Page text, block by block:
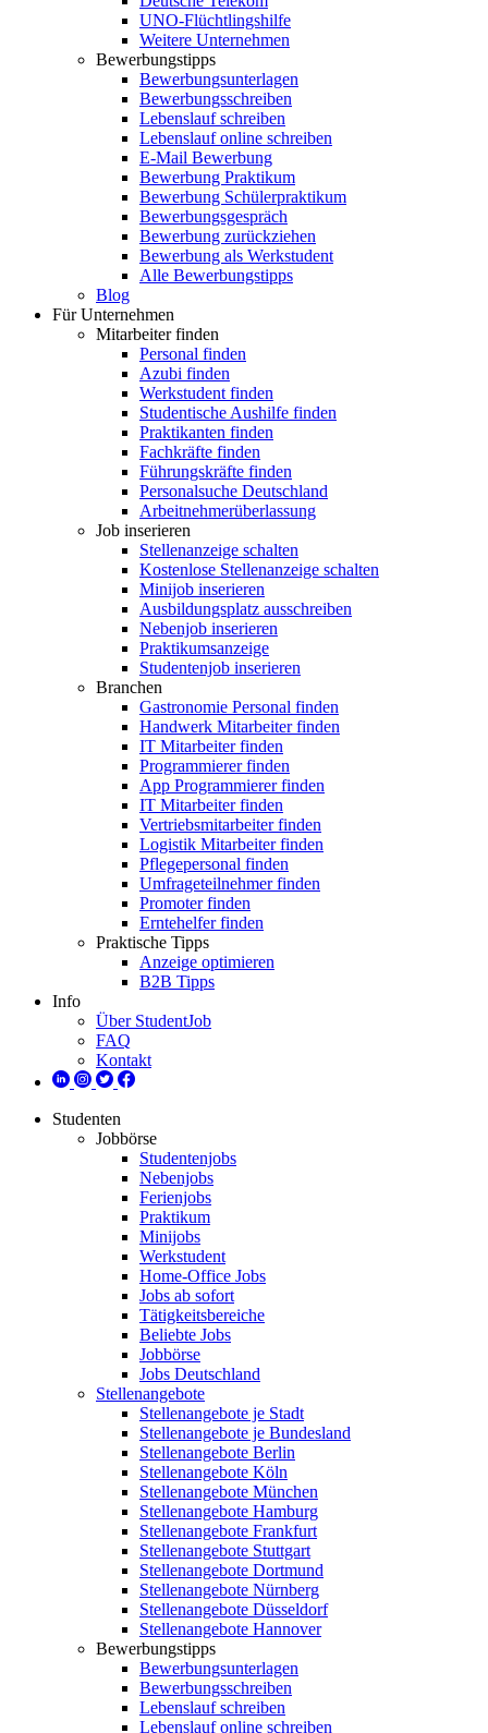
UNO-Flüchtlingshilfe
Weitere Unternehmen
Bewerbungstipps
Bewerbungsunterlagen
Bewerbungsschreiben
Lebenslauf schreiben
Lebenslauf online schreiben
E-Mail Bewerbung
Bewerbung Praktikum
Bewerbung Schülerpraktikum
Bewerbungsgespräch
Bewerbung zurückziehen
Bewerbung als Werkstudent
Alle Bewerbungstipps
Blog
Für Unternehmen
Mitarbeiter finden
Personal finden
Azubi finden
Werkstudent finden
Studentische Aushilfe finden
Praktikanten finden
Fachkräfte finden
Führungskräfte finden
Personalsuche Deutschland
Arbeitnehmerüberlassung
Job inserieren
Stellenanzeige schalten
Kostenlose Stellenanzeige schalten
Minijob inserieren
Ausbildungsplatz ausschreiben
Nebenjob inserieren
Praktikumsanzeige
Studentenjob inserieren
Branchen
Gastronomie Personal finden
Handwerk Mitarbeiter finden
IT Mitarbeiter finden
Programmierer finden
App Programmierer finden
IT Mitarbeiter finden
Vertriebsmitarbeiter finden
Logistik Mitarbeiter finden
Pflegepersonal finden
Umfrageteilnehmer finden
Promoter finden
Erntehelfer finden
Praktische Tipps
Anzeige optimieren
B2B Tipps
Info
Über StudentJob
FAQ
Kontakt
Studenten
Jobbörse
Studentenjobs
Nebenjobs
Ferienjobs
Praktikum
Minijobs
Werkstudent
Home-Office Jobs
Jobs ab sofort
Tätigkeitsbereiche
Beliebte Jobs
Jobbörse
Jobs Deutschland
Stellenangebote
Stellenangebote je Stadt
Stellenangebote je Bundesland
Stellenangebote Berlin
Stellenangebote Köln
Stellenangebote München
Stellenangebote Hamburg
Stellenangebote Frankfurt
Stellenangebote Stuttgart
Stellenangebote Dortmund
Stellenangebote Nürnberg
Stellenangebote Düsseldorf
Stellenangebote Hannover
Bewerbungstipps
Bewerbungsunterlagen
Bewerbungsschreiben
Lebenslauf schreiben
Lebenslauf online schreiben